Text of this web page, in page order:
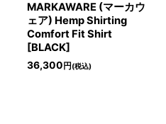
MARKAWARE (マーカウ
ェア) Hemp Shirting
Comfort Fit Shirt
[BLACK]
36,300 円 (税込)